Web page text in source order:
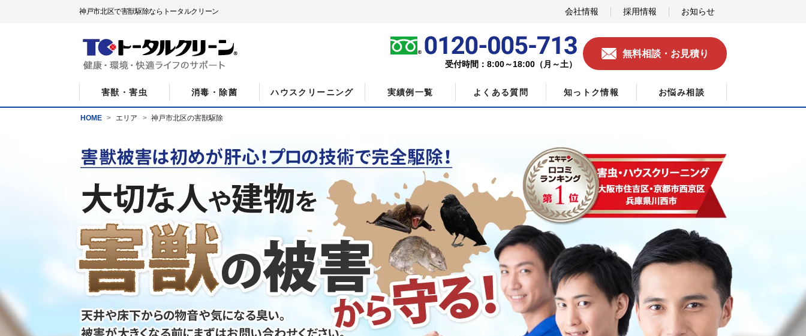
神戸市北区で害獣駆除ならトータルクリーン 会社情報 採用情報 お知らせ
受付時間：8:00～18:00（月～土）
無料相談・お見積り
害獣・害虫 消毒・除菌 ハウスクリーニング 実績例一覧 よくある質問 知っトク情報 お悩み相談
HOME エリア 神戸市北区の害獣駆除